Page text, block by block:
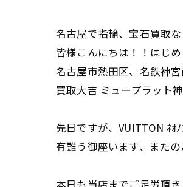
名古屋で指輪、宝石買取な
皆様こんにちは！！はじめ
名古屋市熱田区、名鉄神
買取大吉 ミュープラット
先日ですが、VUITTON ﾈｵ
有難う御座います、またの
本日も当店までご足労頂